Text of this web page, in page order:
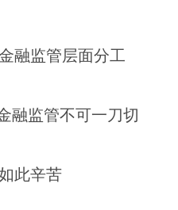
融监管层面分工
融监管不可一刀切
此辛苦